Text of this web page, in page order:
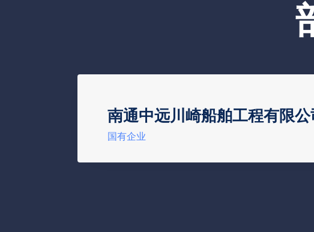
南通中远川崎船舶工程有限公
国有企业